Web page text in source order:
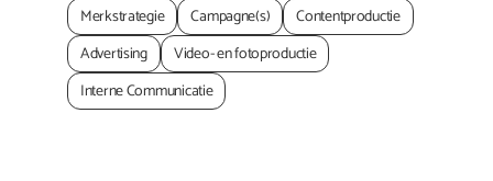
Merkstrategie Campagne(s)
Contentproductie
Advertising
Video- en fotoproductie
Interne Communicatie